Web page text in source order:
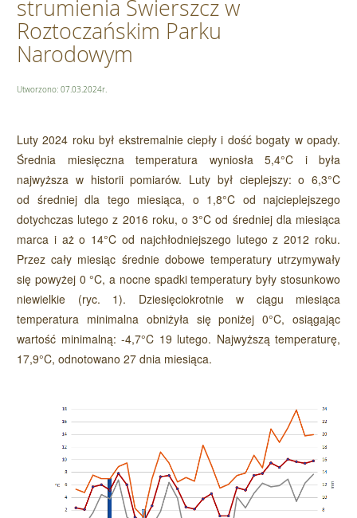
strumienia Świerszcz w
Roztoczańskim Parku
Narodowym
Utworzono: 07.03.2024r.
Luty 2024 roku był ekstremalnie ciepły i dość bogaty w opady.
Średnia miesięczna temperatura wyniosła 5,4°C i była
najwyższa w historii pomiarów. Luty był cieplejszy: o 6,3°C
od średniej dla tego miesiąca, o 1,8°C od najcieplejszego
dotychczas lutego z 2016 roku, o 3°C od średniej dla miesiąca
marca i aż o 14°C od najchłodniejszego lutego z 2012 roku.
Przez cały miesiąc średnie dobowe temperatury utrzymywały
się powyżej 0 °C, a nocne spadki temperatury były stosunkowo
niewielkie (ryc. 1). Dziesięciokrotnie w ciągu miesiąca
temperatura minimalna obniżyła się poniżej 0°C, osiągając
wartość minimalną: -4,7°C 19 lutego. Najwyższą temperaturę,
17,9°C, odnotowano 27 dnia miesiąca.